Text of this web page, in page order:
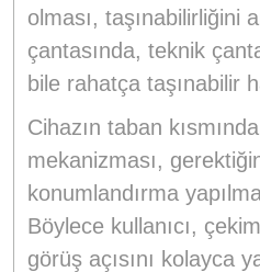
olması, taşınabilirliğini
çantasında, teknik
bile rahatça taşınabilir
Cihazın taban
mekanizması,
konumlandırma
Böylece kullanıcı,
görüş açısını kolayca